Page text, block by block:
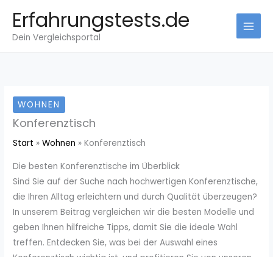
Inhalt
springen
Erfahrungstests.de
Dein Vergleichsportal
WOHNEN
Konferenztisch
Start Wohnen Konferenztisch
Die besten Konferenztische im Überblick
Sind Sie auf der Suche nach hochwertigen Konferenztische,
die Ihren Alltag erleichtern und durch Qualität überzeugen?
In unserem Beitrag vergleichen wir die besten Modelle und
geben Ihnen hilfreiche Tipps, damit Sie die ideale Wahl
treffen. Entdecken Sie, was bei der Auswahl eines